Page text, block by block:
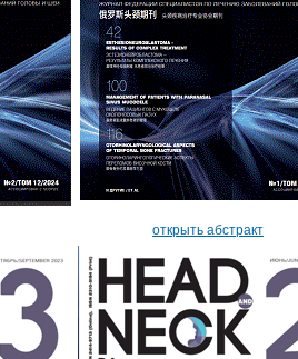
открыть абстракт